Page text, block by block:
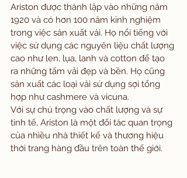
Ariston được thành lập vào những năm
1920 và có hơn 100 năm kinh nghiệm
trong việc sản xuất vải. Họ nổi tiếng với
việc sử dụng các nguyên liệu chất lượng
cao như len, lụa, lanh và cotton để tạo
ra những tấm vải đẹp và bền. Họ cũng
sản xuất các loại vải sử dụng sợi tổng
hợp như cashmere và vicuna.
Với sự chú trọng vào chất lượng và sự
tinh tế, Ariston là một đối tác quan trọng
của nhiều nhà thiết kế và thương hiệu
thời trang hàng đầu trên toàn thế giới.